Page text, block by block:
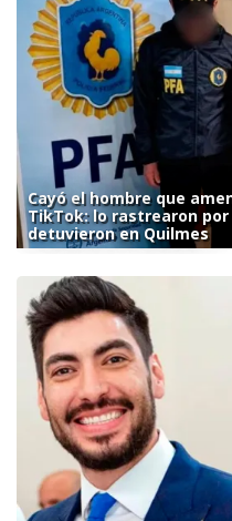
Cayó el hombre que
TikTok: lo rastrearon
detuvieron en Quilmes